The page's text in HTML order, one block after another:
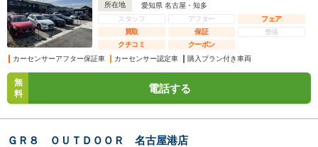
所在地
愛知県 名古屋・知多
スタッフ
アフター
フェア
買取
保証
整備
クチコミ
クーポン
カーセンサーアフター保証車
カーセンサー認定車 購入プラン付き車両
無
料
電話する
ＧＲ８ ＯＵＴＤＯＯＲ 名古屋港店